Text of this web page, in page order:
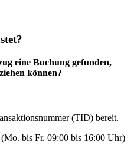
eine Buchung gefunden,
können?
(TID) bereit.
bis Fr. 09:00 bis 16:00 Uhr)